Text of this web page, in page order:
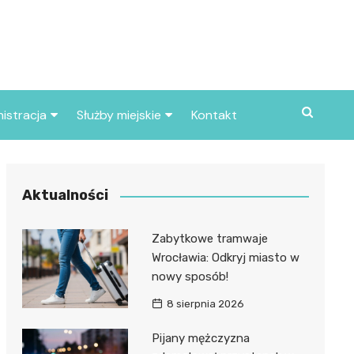
miasta
Służby miejskie
Policja
Kontakt
Aktualności
Zabytkowe tramwaje
Wrocławia: Odkryj miasto w
nowy sposób!
8 sierpnia 2026
Pijany mężczyzna